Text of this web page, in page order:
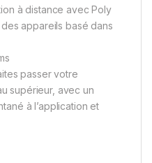
à distance avec Poly
appareils basé dans
passer votre
supérieur, avec un
à l’application et